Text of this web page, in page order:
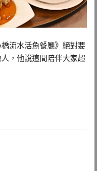
流水活魚餐廳》絕對要
，他說這間陪伴大家超